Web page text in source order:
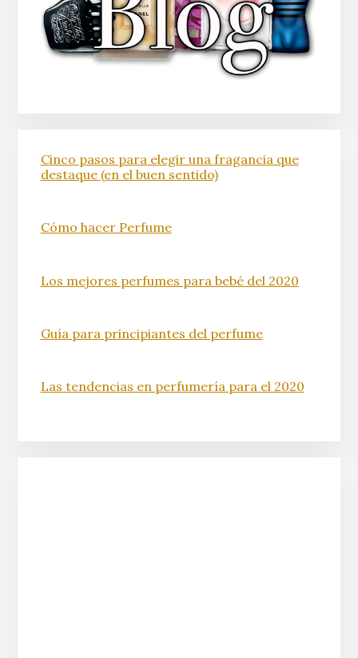
Cinco pasos para elegir una fragancia que
destaque (en el buen sentido)
Cómo hacer Perfume
Los mejores perfumes para bebé del 2020
Guía para principiantes del perfume
Las tendencias en perfumería para el 2020